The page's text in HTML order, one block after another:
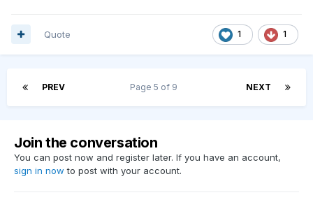
1 1
Quote
PREV NEXT
Page 5 of 9
Join the conversation
You can post now and register later. If you have an account,
sign in now to post with your account.